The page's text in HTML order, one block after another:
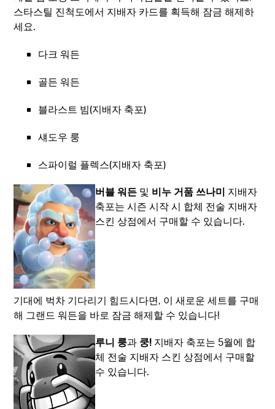
스타스틸 진척도에서 지배자 카드를 획득해 잠금 해제하
세요.
다크 워든
골든 워든
블라스트 빔(지배자 축포)
섀도우 룽
스파이럴 플렉스(지배자 축포)
버블 워든 및 비누 거품 쓰나미 지배자
축포는 시즌 시작 시 합체 전술 지배자
스킨 상점에서 구매할 수 있습니다.
기대에 벅차 기다리기 힘드시다면, 이 새로운 세트를 구매
해 그랜드 워든을 바로 잠금 해제할 수 있습니다!
루니 룽과 쿵! 지배자 축포는 5월에 합
체 전술 지배자 스킨 상점에서 구매할
수 있습니다.